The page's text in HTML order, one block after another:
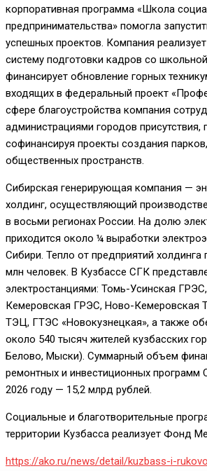
корпоративная программа «Школа
предпринимательства» помогла
успешных проектов. Компания
систему подготовки кадров со
финансирует обновление горных
входящих в федеральный проект
сфере благоустройства компания
администрациями городов присутствия,
софинансируя проекты создания
общественных пространств.
Сибирская генерирующая компания —
холдинг, осуществляющий
в восьми регионах России. На долю
приходится около ¼ выработки
Сибири. Тепло от предприятий холдинга
млн человек. В Кузбассе СГК
электростанциями: Томь-Усинская
Кемеровская ГРЭС, Ново-Кемеровская
ТЭЦ, ГТЭС «Новокузнецкая», а также
около 540 тысяч жителей кузбасских
Белово, Мыски). Суммарный объем
ремонтных и инвестиционных программ
2026 году — 15,2 млрд рублей.
Социальные и благотворительные
территории Кузбасса реализует Фонд
https://ako.ru/news/detail/kuzbass-i-